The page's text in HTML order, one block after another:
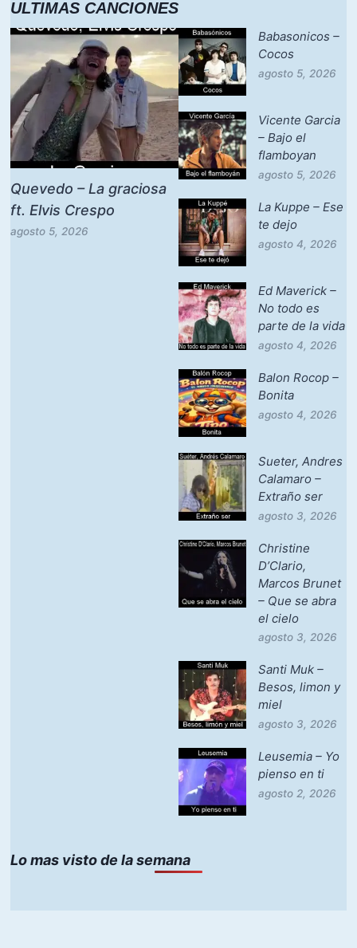
ULTIMAS CANCIONES
Quevedo – La graciosa
ft. Elvis Crespo
agosto 5, 2026
Babasonicos –
Cocos
agosto 5, 2026
Vicente Garcia
– Bajo el
flamboyan
agosto 5, 2026
La Kuppe – Ese
te dejo
agosto 4, 2026
Ed Maverick –
No todo es
parte de la vida
agosto 4, 2026
Balon Rocop –
Bonita
agosto 4, 2026
Sueter, Andres
Calamaro –
Extraño ser
agosto 3, 2026
Christine
D’Clario,
Marcos Brunet
– Que se abra
el cielo
agosto 3, 2026
Santi Muk –
Besos, limon y
miel
agosto 3, 2026
Leusemia – Yo
pienso en ti
agosto 2, 2026
Lo mas visto de la semana